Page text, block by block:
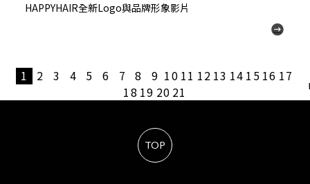
HAPPYHAIR全新Logo與品牌形象影片
1 2 3 4 5 6 7 8 9 10 11 12 13 14 15 16 17
18 19 20 21
TOP